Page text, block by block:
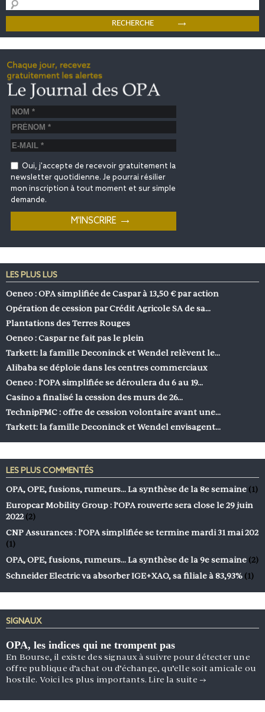
Oui, j'accepte de recevoir gratuitement la
newsletter quotidienne. Je pourrai résilier
mon inscription à tout moment et sur simple
demande.
LES PLUS LUS
Oeneo : OPA simplifiée de Caspar à 13,50 € par action
Opération de cession par Crédit Agricole SA de sa…
Plantations des Terres Rouges
Oeneo : Caspar ne fait pas le plein
Tarkett: la famille Deconinck et Wendel relèvent le…
Alibaba se déploie dans les centres commerciaux
Oeneo : l’OPA simplifiée se déroulera du 6 au 19…
Casino a finalisé la cession des murs de 26…
TechnipFMC : offre de cession volontaire avant une…
Tarkett: la famille Deconinck et Wendel envisagent…
LES PLUS COMMENTÉS
OPA, OPE, fusions, rumeurs… La synthèse de la 8e semaine (1)
Europcar Mobility Group : l’OPA rouverte sera close le 29 juin
2022 (2)
CNP Assurances : l’OPA simplifiée se termine mardi 31 mai 202
(1)
OPA, OPE, fusions, rumeurs… La synthèse de la 9e semaine (2)
Schneider Electric va absorber IGE+XAO, sa filiale à 83,93% (1)
SIGNAUX
OPA, les indices qui ne trompent pas
En Bourse, il existe des signaux à suivre pour détecter une
offre publique d’achat ou d’échange, qu’elle soit amicale ou
hostile. Voici les plus importants.Lire la suite →